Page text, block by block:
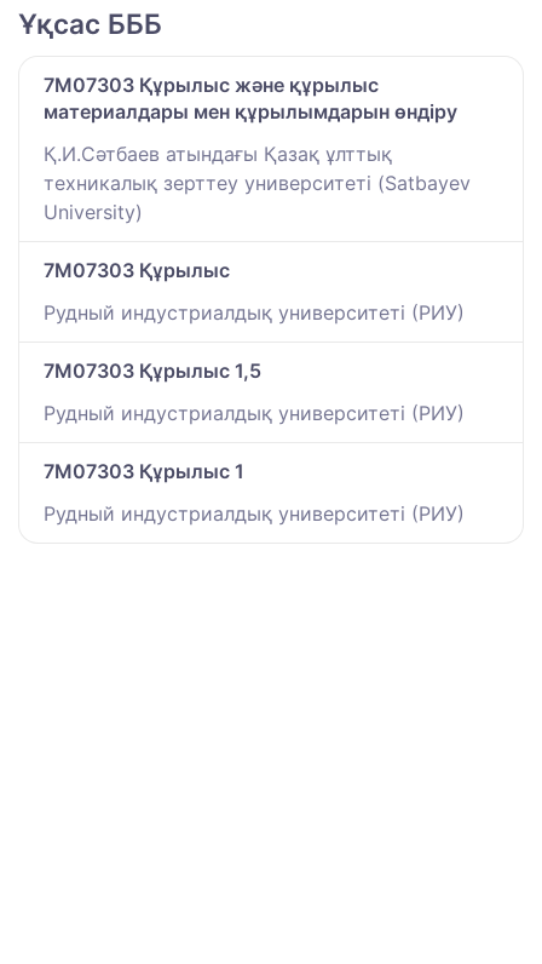
Ұқсас БББ
7M07303 Құрылыс және құрылыс
материалдары мен құрылымдарын өндіру
Қ.И.Сәтбаев атындағы Қазақ ұлттық
техникалық зерттеу университеті (Satbayev
University)
7M07303 Құрылыс
Рудный индустриалдық университеті (РИУ)
7M07303 Құрылыс 1,5
Рудный индустриалдық университеті (РИУ)
7M07303 Құрылыс 1
Рудный индустриалдық университеті (РИУ)